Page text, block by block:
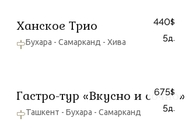
Ханское Трио
Бухара - Самарканд - Хива
440$
5д.
Гастро-тур «Вкусно и сочно»
Ташкент - Бухара - Самарканд
675$
5д.